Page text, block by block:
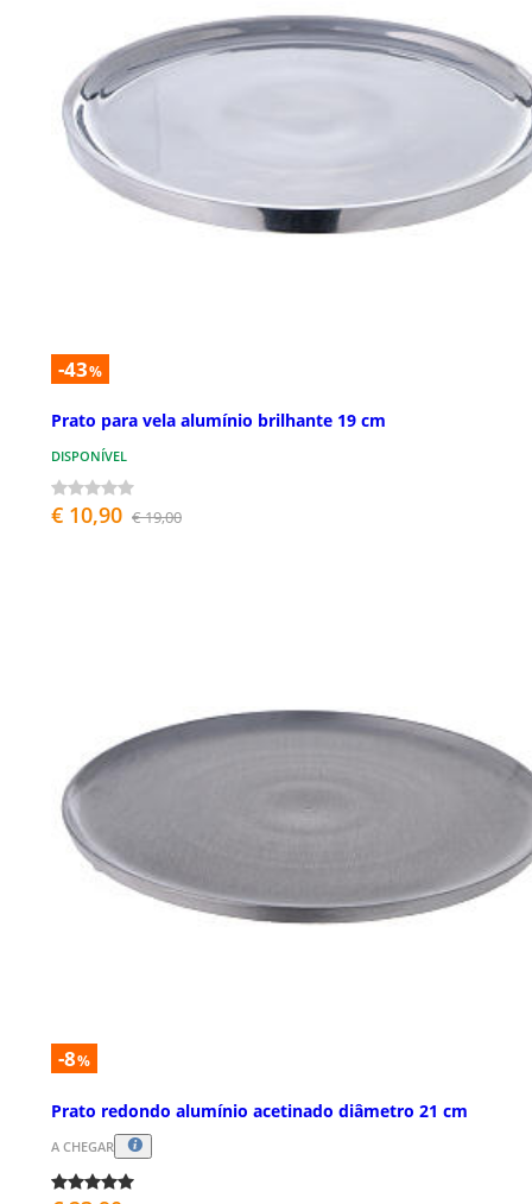
-43%
Prato para vela alumínio brilhante 19 cm
DISPONÍVEL
€ 10,90 € 19,00
-8%
Prato redondo alumínio acetinado diâmetro 21 cm
A CHEGAR